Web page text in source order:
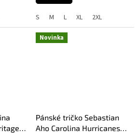
S M L XL 2XL
Novinka
Pánské tričko Sebastian
Aho Carolina Hurricanes